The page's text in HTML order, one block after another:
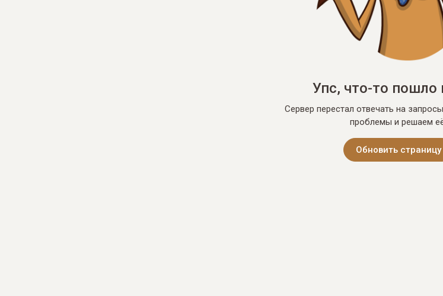
Упс, что-то пошло
Сервер перестал отвечать на
проблемы и решаем
Обновить страницу